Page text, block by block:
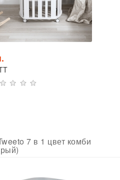
7 в 1 цвет комби